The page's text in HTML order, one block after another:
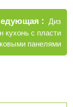
Новые
записи
Диз
кухонь с пласти
ковыми панелями